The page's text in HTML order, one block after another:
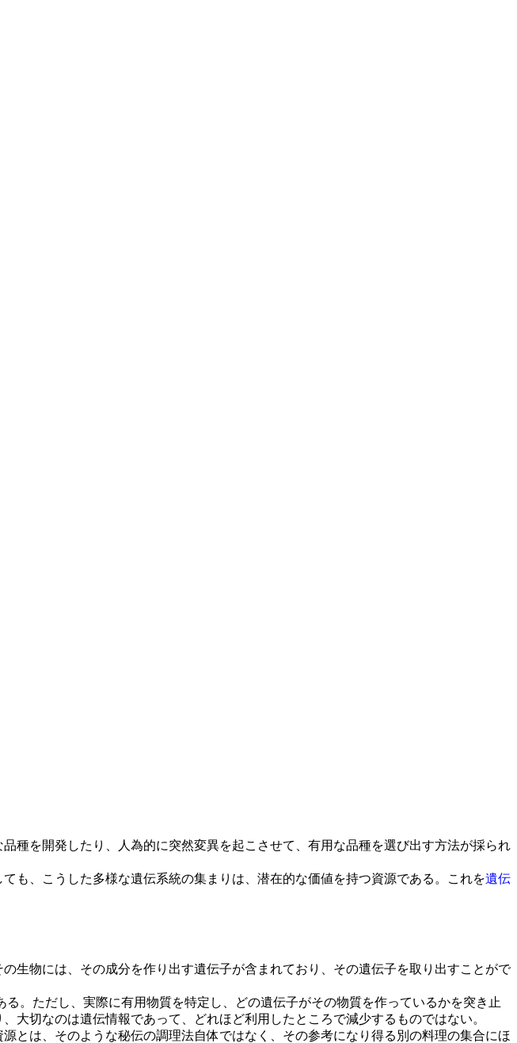
を開発したり、人為的に突然変異を起こさせて、有用な品種を選び出す方法が採られ
、こうした多様な遺伝系統の集まりは、潜在的な価値を持つ資源である。これを遺伝
物には、その成分を作り出す遺伝子が含まれており、その遺伝子を取り出すことがで
。ただし、実際に有用物質を特定し、どの遺伝子がその物質を作っているかを突き止
切なのは遺伝情報であって、どれほど利用したところで減少するものではない。
は、そのような秘伝の調理法自体ではなく、その参考になり得る別の料理の集合にほ